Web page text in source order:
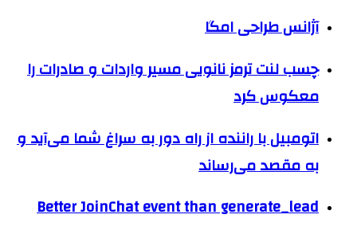
آژانس طراحی امگا
چسب لنت ترمز نانویی مسیر واردات و صادرات را
معکوس کرد
اتومبیل با راننده از راه دور به سراغ شما می‌آید و
به مقصد می‌رساند
Better JoinChat event than generate_lead